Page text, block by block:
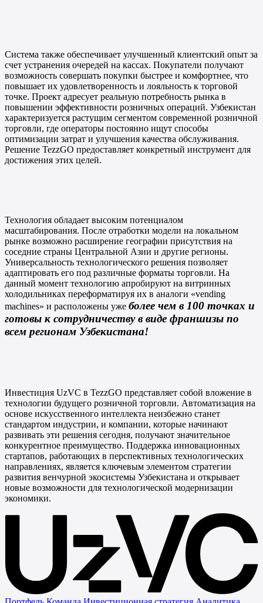
Система также обеспечивает улучшенный клиентский опыт за
счет устранения очередей на кассах. Покупатели получают
возможность совершать покупки быстрее и комфортнее, что
повышает их удовлетворенность и лояльность к торговой
точке. Проект адресует реальную потребность рынка в
повышении эффективности розничных операций. Узбекистан
характеризуется растущим сегментом современной розничной
торговли, где операторы постоянно ищут способы
оптимизации затрат и улучшения качества обслуживания.
Решение TezzGO предоставляет конкретный инструмент для
достижения этих целей.
Технология обладает высоким потенциалом
масштабирования. После отработки модели на локальном
рынке возможно расширение географии присутствия на
соседние страны Центральной Азии и другие регионы.
Универсальность технологического решения позволяет
адаптировать его под различные форматы торговли. На
данный момент технологию апробируют на витринных
холодильниках переформатируя их в аналоги «vending
machines» и расположены уже более чем в 100 точках и
готовы к сотрудничеству в виде франшизы по
всем регионам Узбекистана!
Инвестиция UzVC в TezzGO представляет собой вложение в
технологии будущего розничной торговли. Автоматизация на
основе искусственного интеллекта неизбежно станет
стандартом индустрии, и компании, которые начинают
развивать эти решения сегодня, получают значительное
конкурентное преимущество. Поддержка инновационных
стартапов, работающих в перспективных технологических
направлениях, является ключевым элементом стратегии
развития венчурной экосистемы Узбекистана и открывает
новые возможности для технологической модернизации
экономики.